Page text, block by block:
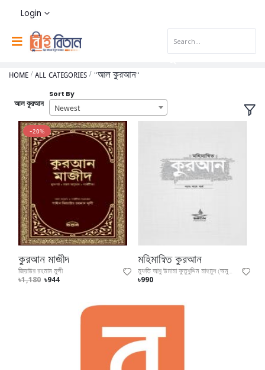
Login
HOME ALL CATEGORIES "আল কুরআন"
আল কুরআন
Sort By
Newest
-20%
কুরআন মাজীদ
জিয়াউর রহমান মুন্সী
৳1,180 ৳944
মহিমান্বিত কুরআন
মুফতি আবু উমামা কুতুবুদ্দিন মাহমুদ (অনুবাদক) , মু
৳990